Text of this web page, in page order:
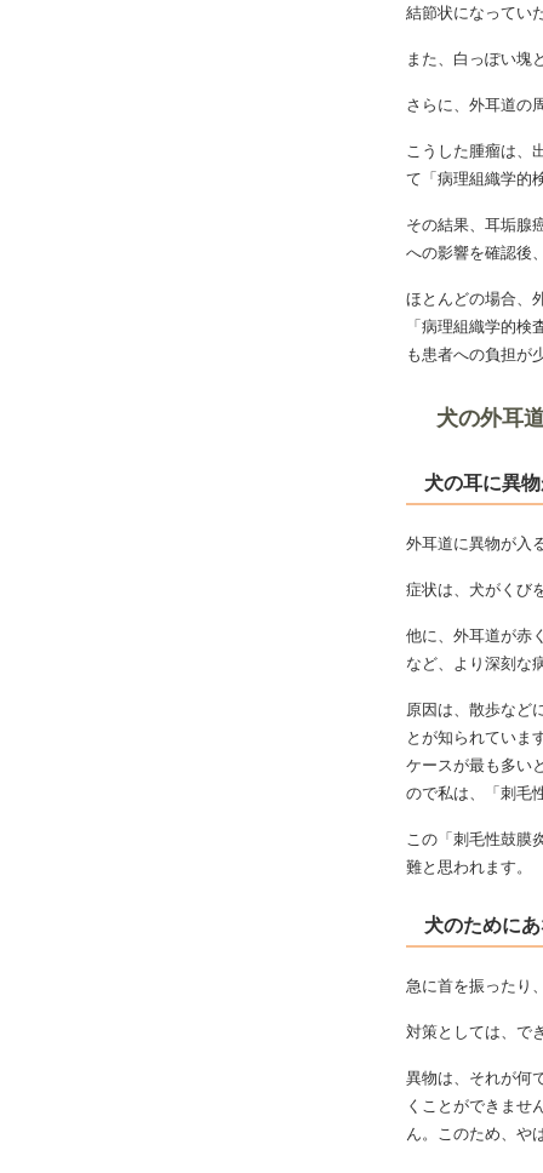
結節状になってい
また、白っぽい塊
さらに、外耳道の
こうした腫瘤は、
て「病理組織学的
その結果、耳垢腺
への影響を確認後
ほとんどの場合、
「病理組織学的
も患者への負担が
犬の外耳
犬の耳に異
外耳道に異物が入
症状は、犬がくび
他に、外耳道が赤
など、より深刻な
原因は、散歩など
とが知られていま
ケースが最も多い
ので私は、「刺毛
この「刺毛性鼓膜
難と思われます。
犬のために
急に首を振ったり
対策としては、で
異物は、それが何
くことができませ
ん。このため、や